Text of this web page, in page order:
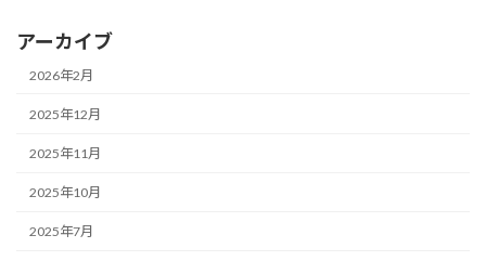
アーカイブ
2026年2月
2025年12月
2025年11月
2025年10月
2025年7月